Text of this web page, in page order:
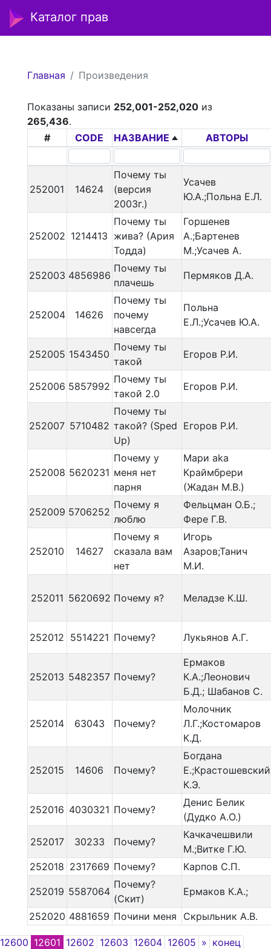
Каталог прав
Главная Произведения
Показаны записи 252,001-252,020из
265,436.
#
CODE НАЗВАНИЕ АВТОРЫ
252001 14624
Почему ты
(версия
2003г.)
Усачев
Ю.А.;Польна Е.Л.
252002 1214413
Почему ты
жива? (Ария
Тодда)
Горшенев
А.;Бартенев
М.;Усачев А.
252003 4856986
Почему ты
плачешь
Пермяков Д.А.
252004 14626
Почему ты
почему
навсегда
Польна
Е.Л.;Усачев Ю.А.
252005 1543450
Почему ты
такой
Егоров Р.И.
252006 5857992
Почему ты
такой 2.0
Егоров Р.И.
252007 5710482
Почему ты
такой? (Sped
Up)
Егоров Р.И.
252008 5620231
Почему у
меня нет
парня
Мари aka
Краймбрери
(Жадан М.В.)
252009 5706252
Почему я
люблю
Фельцман О.Б.;
Фере Г.В.
252010 14627
Почему я
сказала вам
нет
Игорь
Азаров;Танич
М.И.
252011 5620692 Почему я? Меладзе К.Ш.
252012 5514221 Почему? Лукьянов А.Г.
252013 5482357 Почему?
Ермаков
К.А.;Леонович
Б.Д.; Шабанов С.
252014 63043 Почему?
Молочник
Л.Г.;Костомаров
К.Д.
252015 14606 Почему?
Богдана
Е.;Крастошевский
К.Э.
252016 4030321 Почему?
Денис Белик
(Дудко А.О.)
252017 30233 Почему?
Качкачешвили
М.;Витке Г.Ю.
252018 2317669 Почему? Карпов С.П.
252019 5587064
Почему?
(Скит)
Ермаков К.А.;
252020 4881659 Почини меня Скрыльник А.В.
12600 12601 12602 12603 12604 12605 » Next
конец